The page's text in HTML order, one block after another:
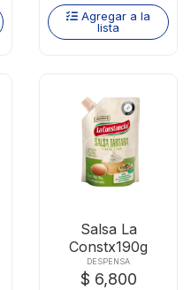
Agregar a la
lista
Salsa La
Constx190g
Tartara
DESPENSA
$ 6,800